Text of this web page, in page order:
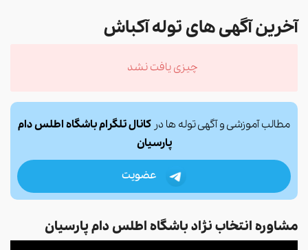
آخرین آگهی های توله آکباش
چیزی یافت نشد
مطالب آموزشی و آگهی توله ها در کانال تلگرام باشگاه اطلس دام
پارسیان
عضویت
مشاوره انتخاب نژاد باشگاه اطلس دام پارسیان